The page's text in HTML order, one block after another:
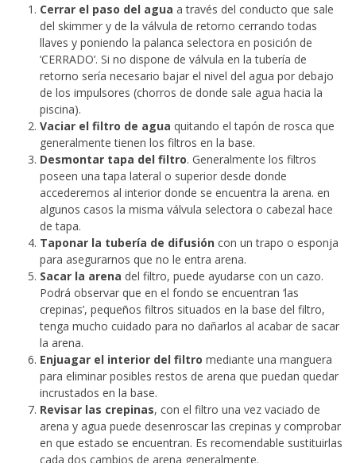
Cerrar el paso del agua a través del conducto que sale
del skimmer y de la válvula de retorno cerrando todas
llaves y poniendo la palanca selectora en posición de
‘CERRADO’. Si no dispone de válvula en la tubería de
retorno sería necesario bajar el nivel del agua por debajo
de los impulsores (chorros de donde sale agua hacia la
piscina).
Vaciar el filtro de agua quitando el tapón de rosca que
generalmente tienen los filtros en la base.
Desmontar tapa del filtro. Generalmente los filtros
poseen una tapa lateral o superior desde donde
accederemos al interior donde se encuentra la arena. en
algunos casos la misma válvula selectora o cabezal hace
de tapa.
Taponar la tubería de difusión con un trapo o esponja
para asegurarnos que no le entra arena.
Sacar la arena del filtro, puede ayudarse con un cazo.
Podrá observar que en el fondo se encuentran ‘las
crepinas’, pequeños filtros situados en la base del filtro,
tenga mucho cuidado para no dañarlos al acabar de sacar
la arena.
Enjuagar el interior del filtro mediante una manguera
para eliminar posibles restos de arena que puedan quedar
incrustados en la base.
Revisar las crepinas, con el filtro una vez vaciado de
arena y agua puede desenroscar las crepinas y comprobar
en que estado se encuentran. Es recomendable sustituirlas
cada dos cambios de arena generalmente.